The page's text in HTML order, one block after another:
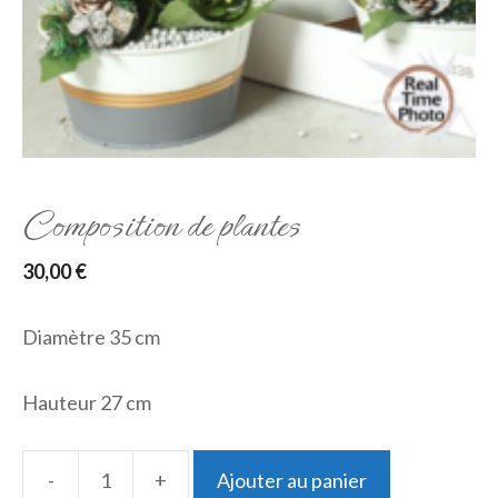
Composition de plantes
30,00€
Diamètre 35 cm
Hauteur 27 cm
- + Ajouter au panier